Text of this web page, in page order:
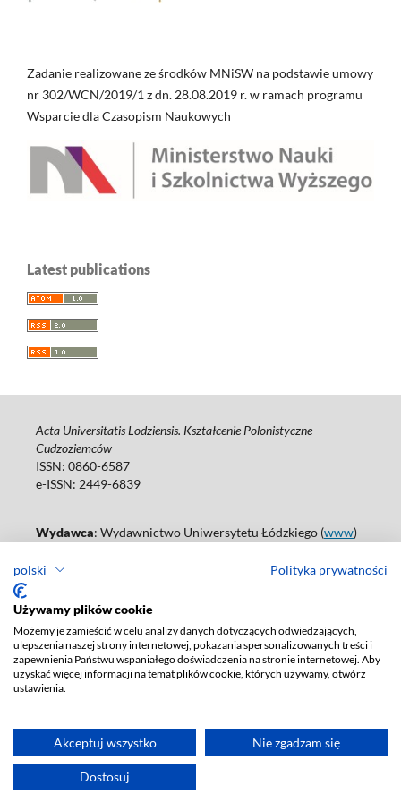
polski Polityka prywatności
Używamy plików cookie
Możemy je zamieścić w celu analizy danych dotyczących odwiedzających,
ulepszenia naszej strony internetowej, pokazania spersonalizowanych treści i
zapewnienia Państwu wspaniałego doświadczenia na stronie internetowej. Aby
uzyskać więcej informacji na temat plików cookie, których używamy, otwórz
ustawienia.
Akceptuj wszystko Nie zgadzam się
Dostosuj
Zadanie realizowane ze środków MNiSW na podstawie umowy
nr 302/WCN/2019/1 z dn. 28.08.2019 r. w ramach programu
Wsparcie dla Czasopism Naukowych
Latest publications
Acta Universitatis Lodziensis. Kształcenie Polonistyczne
Cudzoziemców
ISSN: 0860-6587
e-ISSN: 2449-6839
Wydawca: Wydawnictwo Uniwersytetu Łódzkiego (www)
Tel.: 42 235 01 65, fax: 42 66 55 86
Deklaracja dostępności